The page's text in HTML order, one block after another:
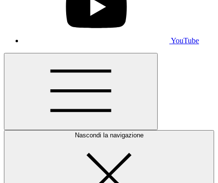
YouTube
Nascondi la navigazione